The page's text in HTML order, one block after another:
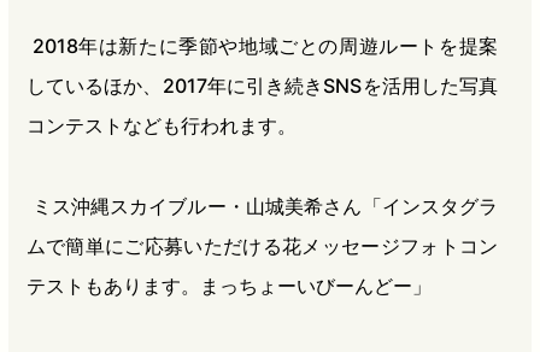
2018年は新たに季節や地域ごとの周遊ルートを提案
しているほか、2017年に引き続きSNSを活用した写真
コンテストなども行われます。
ミス沖縄スカイブルー・山城美希さん「インスタグラ
ムで簡単にご応募いただける花メッセージフォトコン
テストもあります。まっちょーいびーんどー」